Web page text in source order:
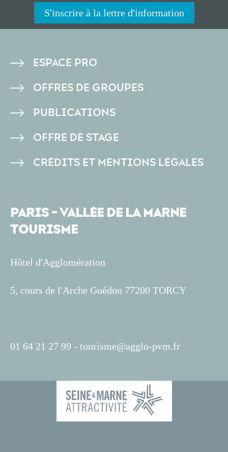
S'inscrire à la lettre d'information
PIED
DE
ESPACE PRO
OFFRES DE GROUPES
PUBLICATIONS
OFFRE DE STAGE
CRÉDITS ET MENTIONS LÉGALES
PARIS - VALLÉE DE LA MARNE
TOURISME
Hôtel d'Agglomération
5, cours de l'Arche Guédon 77200 TORCY
01 64 21 27 99 - tourisme@agglo-pvm.fr